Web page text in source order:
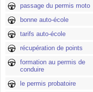
passage du permis moto
bonne auto-école
tarifs auto-école
récupération de points
formation au permis de
conduire
le permis probatoire